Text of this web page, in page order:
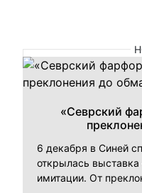
«Севрский
6 декабря в Синей
открылась
имитации. От